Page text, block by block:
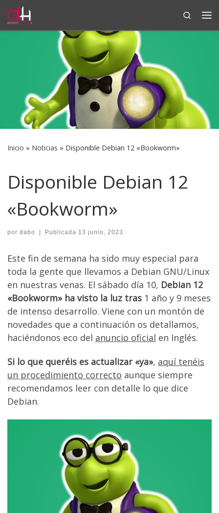
Saltar al contenido
Search
Inicio » Noticias » Disponible Debian 12 «Bookworm»
Disponible Debian 12
«Bookworm»
por dabo | Publicada 13 junio, 2023
Este fin de semana ha sido muy especial para
toda la gente que llevamos a Debian GNU/Linux
en nuestras venas. El sábado día 10, Debian 12
«Bookworm» ha visto la luz tras 1 año y 9 meses
de intenso desarrollo. Viene con un montón de
novedades que a continuación os detallamos,
haciéndonos eco del anuncio oficial en Inglés.
Si lo que queréis es actualizar «ya», aquí tenéis
un procedimiento correcto aunque siempre
recomendamos leer con detalle lo que dice
Debian.